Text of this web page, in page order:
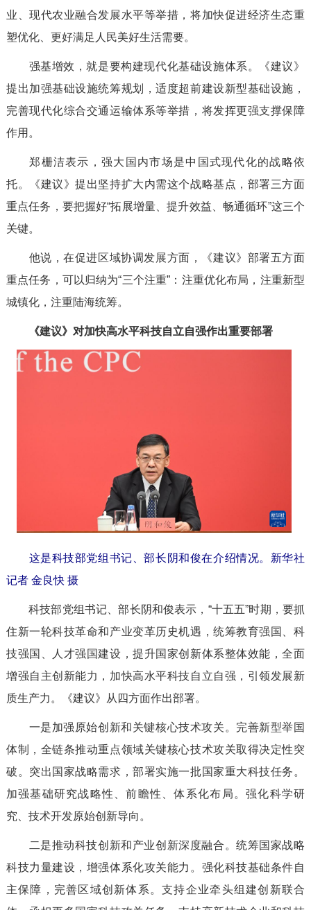
业、现代农业融合发展水平等举措，将加快促进经济生态重
塑优化、更好满足人民美好生活需要。
强基增效，就是要构建现代化基础设施体系。《建议》
提出加强基础设施统筹规划，适度超前建设新型基础设施，
完善现代化综合交通运输体系等举措，将发挥更强支撑保障
作用。
郑栅洁表示，强大国内市场是中国式现代化的战略依
托。《建议》提出坚持扩大内需这个战略基点，部署三方面
重点任务，要把握好“拓展增量、提升效益、畅通循环”这三个
关键。
他说，在促进区域协调发展方面，《建议》部署五方面
重点任务，可以归纳为“三个注重”：注重优化布局，注重新型
城镇化，注重陆海统筹。
《建议》对加快高水平科技自立自强作出重要部署
这是科技部党组书记、部长阴和俊在介绍情况。 新华社
记者 金良快 摄
科技部党组书记、部长阴和俊表示，“十五五”时期，要抓
住新一轮科技革命和产业变革历史机遇，统筹教育强国、科
技强国、人才强国建设，提升国家创新体系整体效能，全面
增强自主创新能力，加快高水平科技自立自强，引领发展新
质生产力。《建议》从四方面作出部署。
一是加强原始创新和关键核心技术攻关。完善新型举国
体制，全链条推动重点领域关键核心技术攻关取得决定性突
破。突出国家战略需求，部署实施一批国家重大科技任务。
加强基础研究战略性、前瞻性、体系化布局。强化科学研
究、技术开发原始创新导向。
二是推动科技创新和产业创新深度融合。统筹国家战略
科技力量建设，增强体系化攻关能力。强化科技基础条件自
主保障，完善区域创新体系。支持企业牵头组建创新联合